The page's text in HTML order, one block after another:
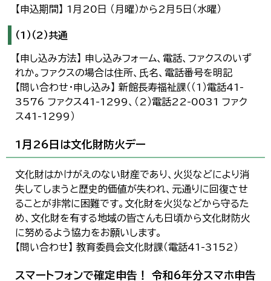
【申込期間】 1月20日 （月曜）から2月5日（水曜）
（1）（2）共通
【申し込み方法】 申し込みフォーム、電話、ファクスのいず
れか。ファクスの場合は住所、氏名、電話番号を明記
【問い合わせ・申し込み】 新館長寿福祉課（（1）電話41-
3576 ファクス41-1299、（2）電話22-0031 ファク
ス41-1299）
1月26日は文化財防火デー
文化財はかけがえのない財産であり、火災などにより消
失してしまうと歴史的価値が失われ、元通りに回復させ
ることが非常に困難です。文化財を火災などから守るた
め、文化財を有する地域の皆さんも日頃から文化財防火
に努めるよう協力をお願いします。
【問い合わせ】 教育委員会文化財課（電話41-3152）
スマートフォンで確定申告！ 令和6年分スマホ申告